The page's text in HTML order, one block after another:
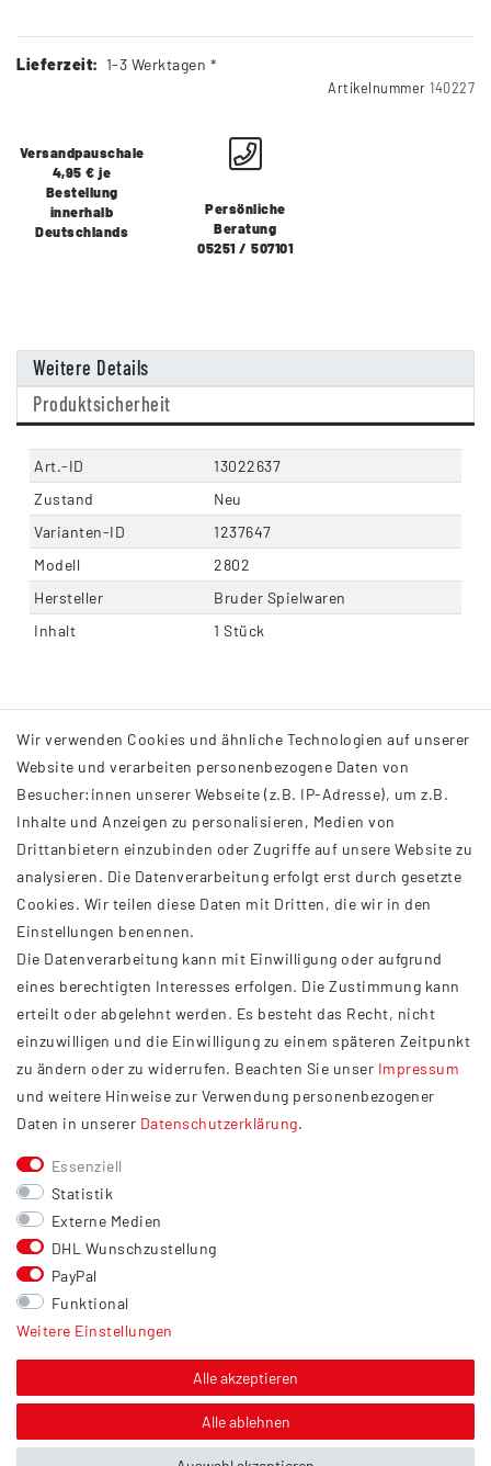
Lieferzeit: 1-3 Werktagen *
Artikelnummer 140227
Versandpauschale
4,95 € je
Bestellung
innerhalb
Deutschlands
Persönliche
Beratung
05251 / 507101
Weitere Details
Produktsicherheit
Art.-ID
13022637
Zustand
Neu
Varianten-ID
1237647
Modell
2802
Hersteller
Bruder Spielwaren
Inhalt
1 Stück
INFORMATIONEN
AGB
Impressum
Datenschutzerklärung
Widerrufsrecht
Barrierefreiheit
Service
Kontakt
Versand
Zahlung
Vertrag widerrufen
Sonstiges
Hinweis zur Entsorgung von Altbatterien & Altöl
Über uns
Wir verwenden Cookies und ähnliche Technologien auf unserer
Website und verarbeiten personenbezogene Daten von
Besucher:innen unserer Webseite (z.B. IP-Adresse), um z.B.
Inhalte und Anzeigen zu personalisieren, Medien von
Drittanbietern einzubinden oder Zugriffe auf unsere Website zu
analysieren. Die Datenverarbeitung erfolgt erst durch gesetzte
Cookies. Wir teilen diese Daten mit Dritten, die wir in den
Einstellungen benennen.
Die Datenverarbeitung kann mit Einwilligung oder aufgrund
eines berechtigten Interesses erfolgen. Die Zustimmung kann
erteilt oder abgelehnt werden. Es besteht das Recht, nicht
einzuwilligen und die Einwilligung zu einem späteren Zeitpunkt
zu ändern oder zu widerrufen. Beachten Sie unser Impressum
und weitere Hinweise zur Verwendung personenbezogener
Daten in unserer Daten­schutz­erklärung.
Essenziell
Statistik
Externe Medien
DHL Wunschzustellung
PayPal
Funktional
Weitere Einstellungen
Alle akzeptieren
Alle ablehnen